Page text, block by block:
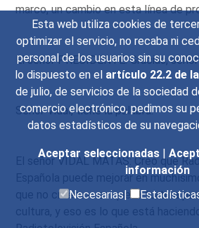
Esta web utiliza cookies de
optimizar el servicio, no recaba ni
personal de los usuarios sin su
lo dispuesto en el artículo 22.2 de
de julio, de servicios de la sociedad
comercio electrónico, pedimos su
datos estadísticos de su
Aceptar seleccionadas |
información
Necesarias|
marco, un cambio en esta línea de
El señor PRESIDENTE: Gracias,
Señor Vidal, tiene la palabra.
El señor VIDAL MATAS: Creo que
Española puede mejorar en
que no creemos es que la tortura
cultura, y eso es lo que está